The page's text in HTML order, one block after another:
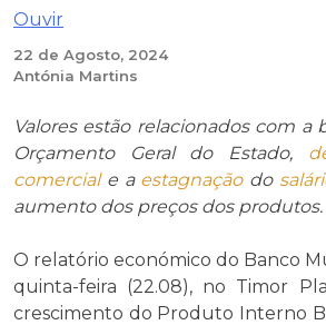
Ouvir
22 de Agosto, 2024
Antónia Martins
Valores estão relacionados com a
Orçamento Geral do Estado,
comerciale a estagnaçãodo
aumento dos preços dos produtos.
O relatório económico do Banco
quinta-feira (22.08), no Timor
crescimento do Produto Interno